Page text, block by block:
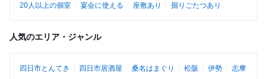
20人以上の個室
宴会に使える 座敷あり 掘りごたつあり
人気のエリア・ジャンル
四日市とんてき 四日市居酒屋 桑名はまぐり 松阪 伊勢 志摩